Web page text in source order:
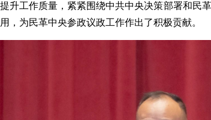
升工作质量，紧紧围绕中共中央决策部署和民
，为民革中央参政议政工作作出了积极贡献。